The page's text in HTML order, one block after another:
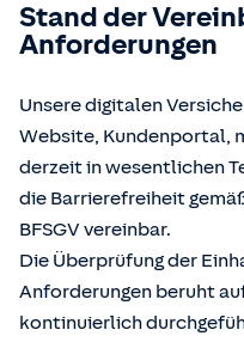
Stand der
Anforderungen
Unsere digitalen
Website, Kundenportal,
derzeit in wesentlichen
die Barrierefreiheit
BFSGV vereinbar.
Die Überprüfung der
Anforderungen beruht
kontinuierlich